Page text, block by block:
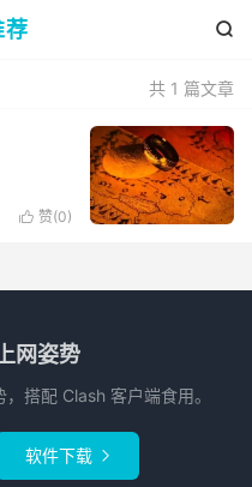
荐 
共 1 篇文章
 赞(0)
网姿势
搭配 Clash 客户端食用。
软件下载 